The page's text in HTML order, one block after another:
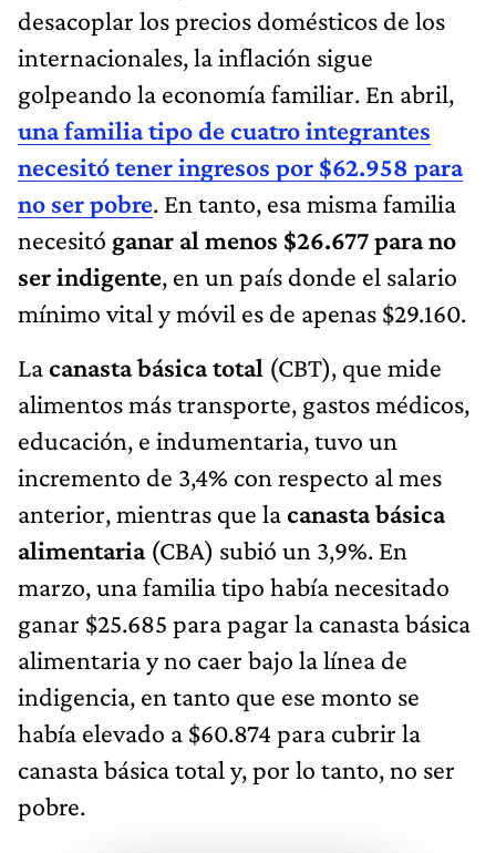
desacoplar los precios domésticos de los
internacionales, la inflación sigue
golpeando la economía familiar. En abril,
una familia tipo de cuatro integrantes
necesitó tener ingresos por $62.958 para
no ser pobre. En tanto, esa misma familia
necesitó ganar al menos $26.677 para no
ser indigente, en un país donde el salario
mínimo vital y móvil es de apenas $29.160.
Lacanasta básica total (CBT), que mide
alimentos más transporte, gastos médicos,
educación, e indumentaria, tuvo un
incremento de 3,4% con respecto al mes
anterior, mientras que lacanasta básica
alimentaria (CBA) subió un 3,9%. En
marzo, una familia tipo había necesitado
ganar $25.685 para pagar la canasta básica
alimentaria y no caer bajo la línea de
indigencia, en tanto que ese monto se
había elevado a $60.874 para cubrir la
canasta básica total y, por lo tanto, no ser
pobre.